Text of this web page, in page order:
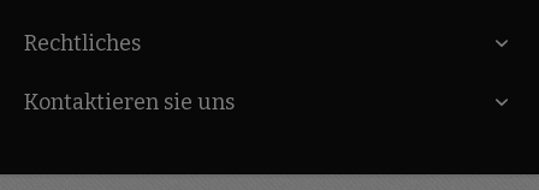
Rechtliches
Kontaktieren sie uns